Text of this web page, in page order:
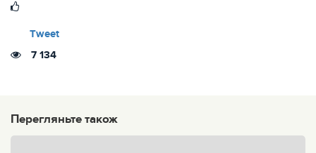
Tweet
7 134
Перегляньте також